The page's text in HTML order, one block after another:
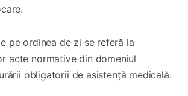
pe ordinea de zi se referă la
acte normative din domeniul
obligatorii de asistență medicală.